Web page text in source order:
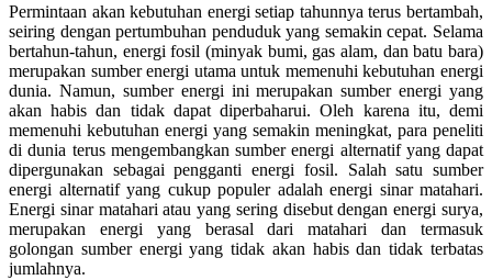
Permintaan akan kebutuhan energi setiap tahunnya terus bertambah,
seiring dengan pertumbuhan penduduk yang semakin cepat. Selama
bertahun-tahun, energi fosil (minyak bumi, gas alam, dan batu bara)
merupakan sumber energi utama untuk memenuhi kebutuhan energi
dunia. Namun, sumber energi ini merupakan sumber energi yang
akan habis dan tidak dapat diperbaharui. Oleh karena itu, demi
memenuhi kebutuhan energi yang semakin meningkat, para peneliti
di dunia terus mengembangkan sumber energi alternatif yang dapat
dipergunakan sebagai pengganti energi fosil. Salah satu sumber
energi alternatif yang cukup populer adalah energi sinar matahari.
Energi sinar matahari atau yang sering disebut dengan energi surya,
merupakan energi yang berasal dari matahari dan termasuk
golongan sumber energi yang tidak akan habis dan tidak terbatas
jumlahnya.